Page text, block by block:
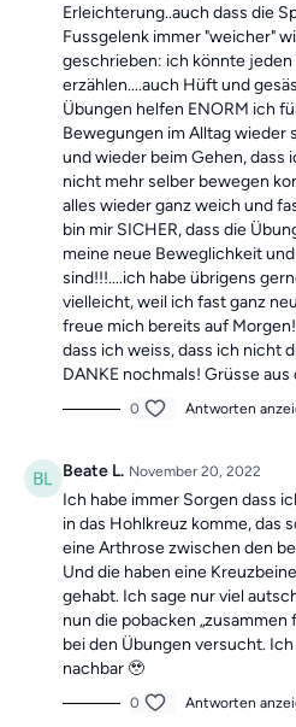
Erleichterung..auch dass die
Fussgelenk immer "weicher"
geschrieben: ich könnte
erzählen....auch Hüft und
Übungen helfen ENORM ich
Bewegungen im Alltag wieder
und wieder beim Gehen, dass
nicht mehr selber bewegen
alles wieder ganz weich und
bin mir SICHER, dass die
meine neue Beweglichkeit
sind!!!....ich habe übrigens
vielleicht, weil ich fast ganz
freue mich bereits auf
dass ich weiss, dass ich nicht
DANKE nochmals! Grüsse
0 Antworten
Beate L. November 20, 2022
Ich habe immer Sorgen dass
in das Hohlkreuz komme, das
eine Arthrose zwischen den
Und die haben eine
gehabt. Ich sage nur viel
nun die pobacken „zusammen
bei den Übungen versucht.
nachbar 🥹
0 Antworten